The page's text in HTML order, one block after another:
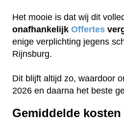
Het mooie is dat wij dit
onafhankelijk Offertes
enige verplichting jegens
Rijnsburg.
Dit blijft altijd zo, waardoor
2026 en daarna het beste
Gemiddelde kosten